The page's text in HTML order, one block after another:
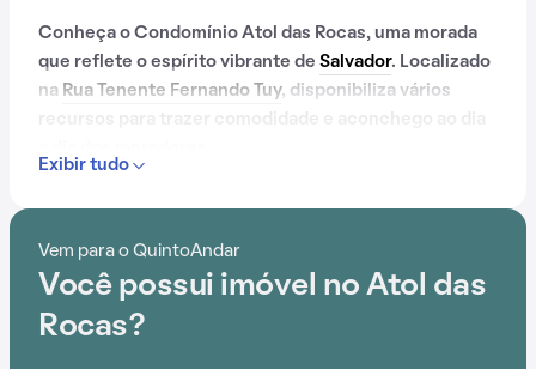
Conheça o Condomínio Atol das Rocas, uma morada
que reflete o espírito vibrante de Salvador. Localizado
na Rua Tenente Fernando Tuy, disponibiliza vários
Contando com portaria 24 horas, elevador, academia,
Atol das Rocas é preparado para atender às
necessidades dos moradores que buscam lazer e
conforto em um só lugar.
Exibir tudo
Vem para o QuintoAndar
Você possui imóvel no Atol das
Rocas?